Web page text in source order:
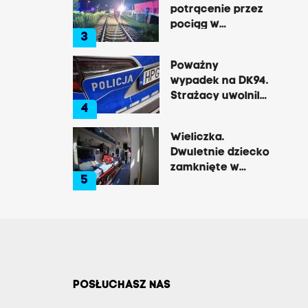
3
potrącenie przez
pociąg w
trasie do Krakowa
4
Poważny
wypadek na DK94.
Strażacy uwolnili
5
Wieliczka.
Dwuletnie dziecko
zamknięte w
POSŁUCHASZ NAS